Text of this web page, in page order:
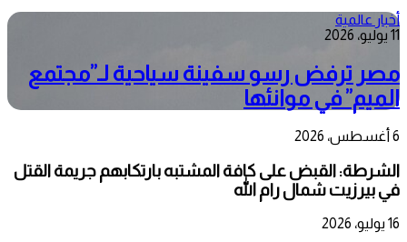
أخبار عالمية
11 يوليو، 2026
مصر ترفض رسو سفينة سياحية لـ”مجتمع
الميم” في موانئها
6 أغسطس، 2026
الشرطة: القبض على كافة المشتبه بارتكابهم جريمة القتل
في بيرزيت شمال رام الله
16 يوليو، 2026